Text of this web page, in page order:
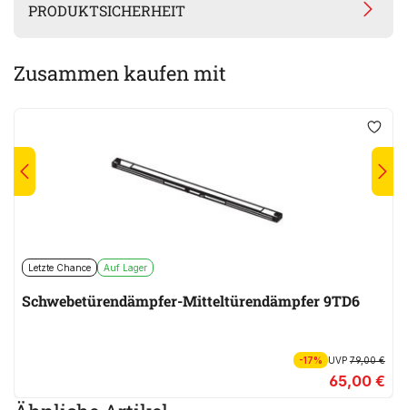
PRODUKTSICHERHEIT
Zusammen kaufen mit
Letzte Chance Auf Lager
Schwebetürendämpfer-Mitteltürendämpfer 9TD6
-17% UVP79,00 €
65,00 €